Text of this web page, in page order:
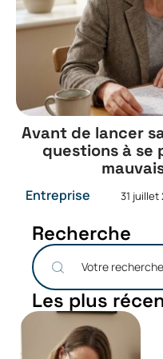
Avant de lancer
questions à se
Entreprise 31 juillet
Recherche
Les plus